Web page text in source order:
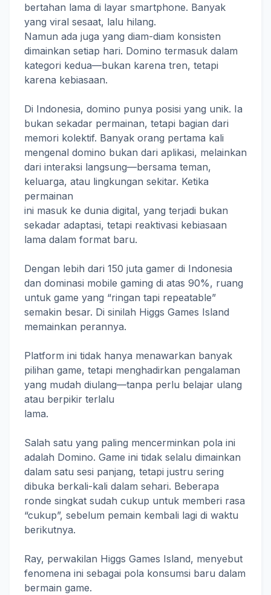
bertahan lama di layar smartphone. Banyak
yang viral sesaat, lalu hilang.
Namun ada juga yang diam-diam konsisten
dimainkan setiap hari. Domino termasuk dalam
kategori kedua—bukan karena tren, tetapi
karena kebiasaan.
Di Indonesia, domino punya posisi yang unik. Ia
bukan sekadar permainan, tetapi bagian dari
memori kolektif. Banyak orang pertama kali
mengenal domino bukan dari aplikasi, melainkan
dari interaksi langsung—bersama teman,
keluarga, atau lingkungan sekitar. Ketika
permainan
ini masuk ke dunia digital, yang terjadi bukan
sekadar adaptasi, tetapi reaktivasi kebiasaan
lama dalam format baru.
Dengan lebih dari 150 juta gamer di Indonesia
dan dominasi mobile gaming di atas 90%, ruang
untuk game yang “ringan tapi repeatable”
semakin besar. Di sinilah Higgs Games Island
memainkan perannya.
Platform ini tidak hanya menawarkan banyak
pilihan game, tetapi menghadirkan pengalaman
yang mudah diulang—tanpa perlu belajar ulang
atau berpikir terlalu
lama.
Salah satu yang paling mencerminkan pola ini
adalah Domino. Game ini tidak selalu dimainkan
dalam satu sesi panjang, tetapi justru sering
dibuka berkali-kali dalam sehari. Beberapa
ronde singkat sudah cukup untuk memberi rasa
“cukup”, sebelum pemain kembali lagi di waktu
berikutnya.
Ray, perwakilan Higgs Games Island, menyebut
fenomena ini sebagai pola konsumsi baru dalam
bermain game.